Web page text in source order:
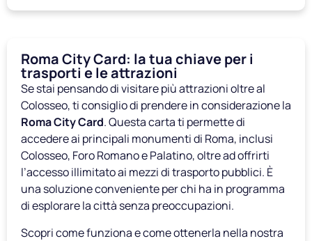
Roma City Card: la tua chiave per i
trasporti e le attrazioni
Se stai pensando di visitare più attrazioni oltre al
Colosseo, ti consiglio di prendere in considerazione la
Roma City Card. Questa carta ti permette di
accedere ai principali monumenti di Roma, inclusi
Colosseo, Foro Romano e Palatino, oltre ad offrirti
l’accesso illimitato ai mezzi di trasporto pubblici. È
una soluzione conveniente per chi ha in programma
di esplorare la città senza preoccupazioni.
Scopri come funziona e come ottenerla nella nostra